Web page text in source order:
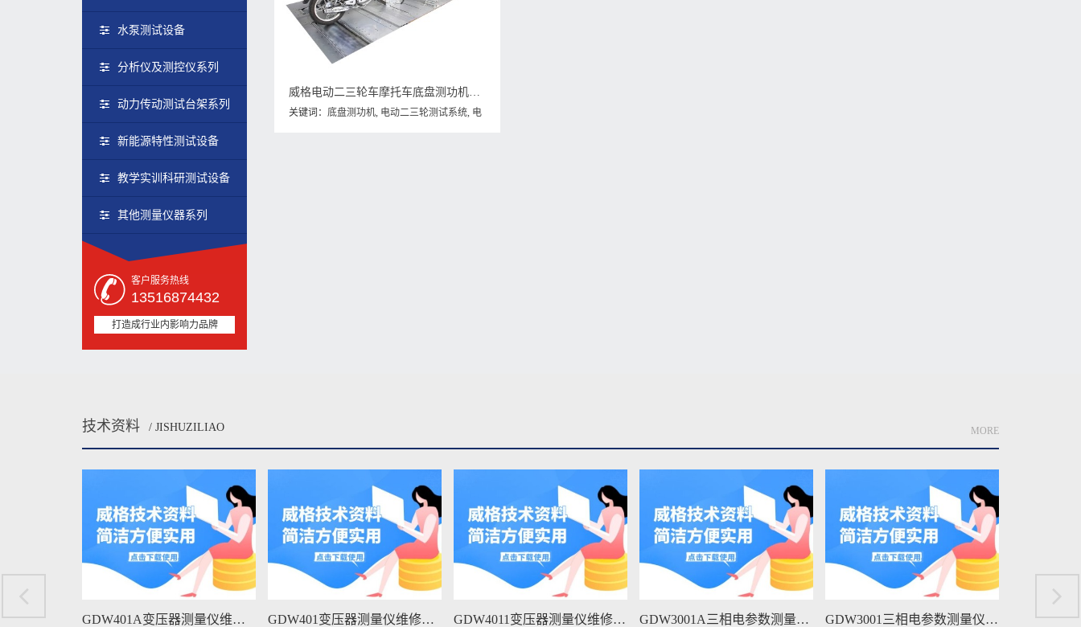
水泵测试设备
分析仪及测控仪系列
动力传动测试台架系列
新能源特性测试设备
教学实训科研测试设备
其他测量仪器系列
客户服务热线
13516874432
打造成行业内影响力品牌
威格电动二三轮车摩托车底盘测功机及整车综合性能出厂测试系统 整车振动耐久试验台
关键词：底盘测功机, 电动二三轮测试系统, 电
技术资料 / JISHUZILIAO MORE
GDW401A变压器测量仪维修手册下载 GDW401变压器测量仪维修手册下载 GDW4011变压器测量仪维修手册下载 GDW3001A三相电参数测量仪维修手册下载 GDW3001三相电参数测量仪维修手册下载